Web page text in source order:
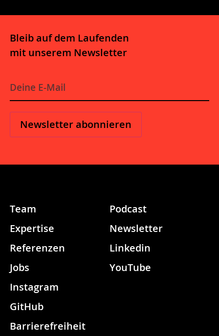
Bleib auf dem Laufenden
mit unserem Newsletter
E
-
M
i
Team
Expertise
Referenzen
Jobs
Podcast
Newsletter
Linkedin
YouTube
Instagram
GitHub
Barrierefreiheit